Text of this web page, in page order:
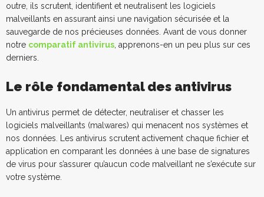
outre, ils scrutent, identifient et neutralisent les logiciels
malveillants en assurant ainsi une navigation sécurisée et la
sauvegarde de nos précieuses données. Avant de vous donner
notre comparatif antivirus , apprenons-en un peu plus sur ces
derniers.
Le rôle fondamental des antivirus
Un antivirus permet de détecter, neutraliser et chasser les
logiciels malveillants (malwares) qui menacent nos systèmes et
nos données. Les antivirus scrutent activement chaque fichier et
application en comparant les données à une base de signatures
de virus pour s’assurer qu’aucun code malveillant ne s’exécute sur
votre système.